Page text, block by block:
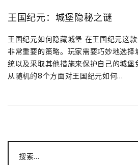
王国纪元：城堡隐秘之谜
王国纪元如何隐藏城堡 在王国纪元这
非常重要的策略。玩家需要巧妙地选择
统以及采取其他措施来保护自己的城
从随机的8个方面对王国纪元如何...
搜索...